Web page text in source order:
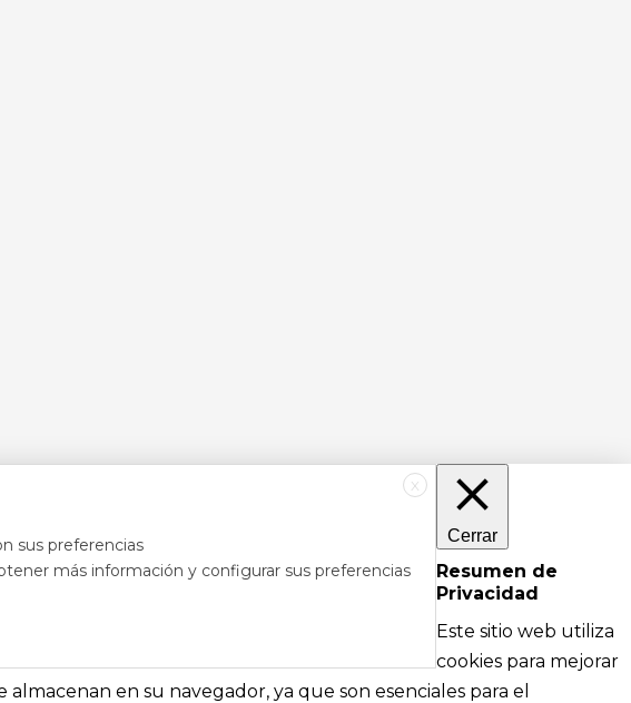
secciones e información
Textos legales e información técnica sobre
nuestra web
X
sus preferencias
más información y configurar sus preferencias
Cerrar
Resumen de
Privacidad
Este sitio web utiliza
cookies para mejorar
en su navegador, ya que son esenciales para el